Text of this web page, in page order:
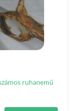
ruhanemű